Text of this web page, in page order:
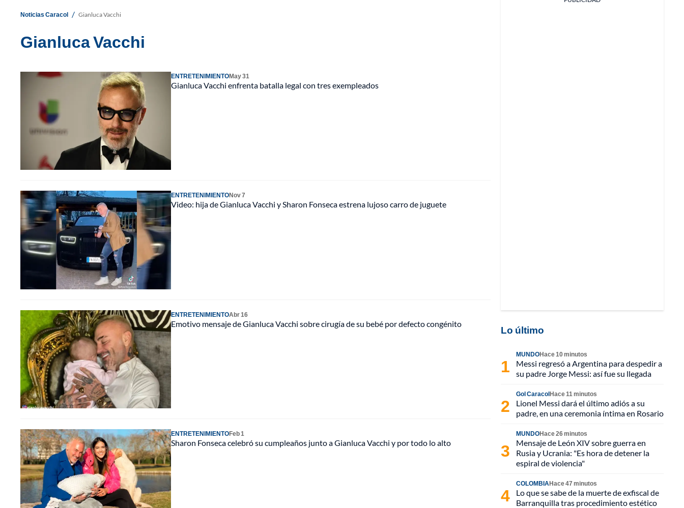
Noticias Caracol / Gianluca Vacchi
Gianluca Vacchi
ENTRETENIMIENTOMay 31
Gianluca Vacchi enfrenta batalla legal con tres exempleados
ENTRETENIMIENTONov 7
Video: hija de Gianluca Vacchi y Sharon Fonseca estrena lujoso carro de juguete
ENTRETENIMIENTOAbr 16
Emotivo mensaje de Gianluca Vacchi sobre cirugía de su bebé por defecto congénito
ENTRETENIMIENTOFeb 1
Sharon Fonseca celebró su cumpleaños junto a Gianluca Vacchi y por todo lo alto
Lo último
MUNDOHace 10 minutos
Messi regresó a Argentina para despedir a
su padre Jorge Messi: así fue su llegada
Gol CaracolHace 11 minutos
Lionel Messi dará el último adiós a su
padre, en una ceremonia íntima en Rosario
MUNDOHace 26 minutos
Mensaje de León XIV sobre guerra en
Rusia y Ucrania: "Es hora de detener la
espiral de violencia"
COLOMBIAHace 47 minutos
Lo que se sabe de la muerte de exfiscal de
Barranquilla tras procedimiento estético